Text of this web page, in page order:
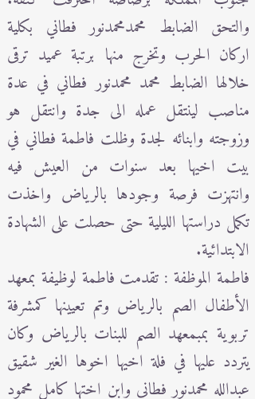
والتحق الضابط محمدمحمدنور فطاني بكلية
اركان الحرب وتخرج منها برتبة عميد ترقى
خلالها الضابط محمد محمدنور فطاني في عدة
مناصب لينتقل عمله الى جدة وانتقل هو
وزوجته وابنائه لجدة وظلت فاطمة فطاني في
بيت اخيها بعد سنوات من العيش فيه
وانتهزت فرصة وجودها بالرياض واخذت
تكمل دراستها الليلية حتى حصلت على الشهادة
الابتدائية.
فاطمة الموظفة : تقدمت فاطمة لوظيفة بمعهد
الأطفال الصم بالرياض وتم تعيينها كمشرفة
تربوية بمبمعهد الصم للبنات بالرياض وكان
يتردد عليها في فلة اخيها اخوها الغير شقيق
عبدالله محمدنور فطاني وابن اختها كامل محمود